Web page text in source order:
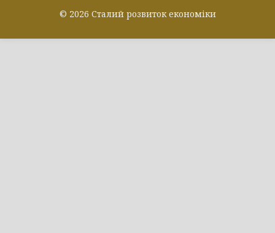
© 2026 Сталий розвиток економіки